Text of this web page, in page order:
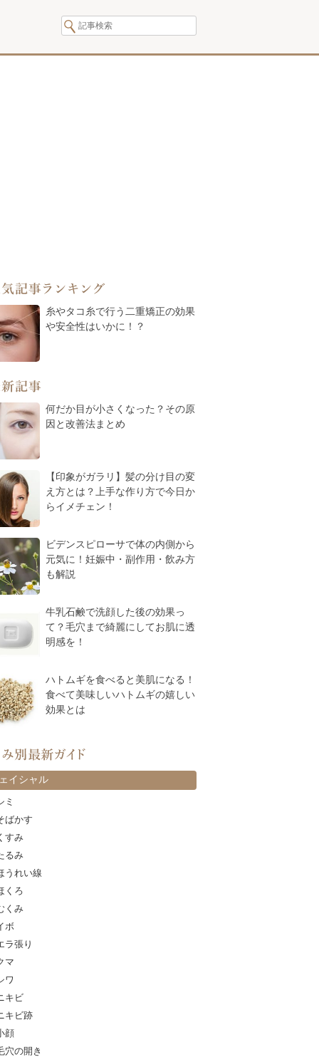
糸やタコ糸で行う二重矯正の効果
や安全性はいかに！？
何だか目が小さくなった？その原
因と改善法まとめ
【印象がガラリ】髪の分け目の変
え方とは？上手な作り方で今日か
らイメチェン！
ビデンスピローサで体の内側から
元気に！妊娠中・副作用・飲み方
も解説
牛乳石鹸で洗顔した後の効果っ
て？毛穴まで綺麗にしてお肌に透
明感を！
ハトムギを食べると美肌になる！
食べて美味しいハトムギの嬉しい
効果とは
イシャル
ミ
ばかす
すみ
るみ
うれい線
くろ
くみ
ボ
ラ張り
マ
ワ
キビ
キビ跡
顔
穴の開き